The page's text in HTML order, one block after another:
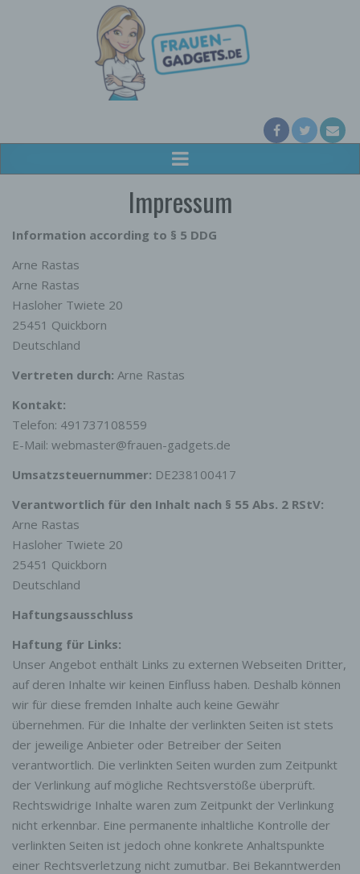
Impressum
Information according to § 5 DDG
Arne Rastas
Arne Rastas
Hasloher Twiete 20
25451 Quickborn
Deutschland
Vertreten durch: Arne Rastas
Kontakt:
Telefon: 491737108559
E-Mail: webmaster@frauen-gadgets.de
Umsatzsteuernummer: DE238100417
Verantwortlich für den Inhalt nach § 55 Abs. 2 RStV:
Arne Rastas
Hasloher Twiete 20
25451 Quickborn
Deutschland
Haftungsausschluss
Haftung für Links:
Unser Angebot enthält Links zu externen Webseiten Dritter,
auf deren Inhalte wir keinen Einfluss haben. Deshalb können
wir für diese fremden Inhalte auch keine Gewähr
übernehmen. Für die Inhalte der verlinkten Seiten ist stets
der jeweilige Anbieter oder Betreiber der Seiten
verantwortlich. Die verlinkten Seiten wurden zum Zeitpunkt
der Verlinkung auf mögliche Rechtsverstöße überprüft.
Rechtswidrige Inhalte waren zum Zeitpunkt der Verlinkung
nicht erkennbar. Eine permanente inhaltliche Kontrolle der
verlinkten Seiten ist jedoch ohne konkrete Anhaltspunkte
einer Rechtsverletzung nicht zumutbar. Bei Bekanntwerden